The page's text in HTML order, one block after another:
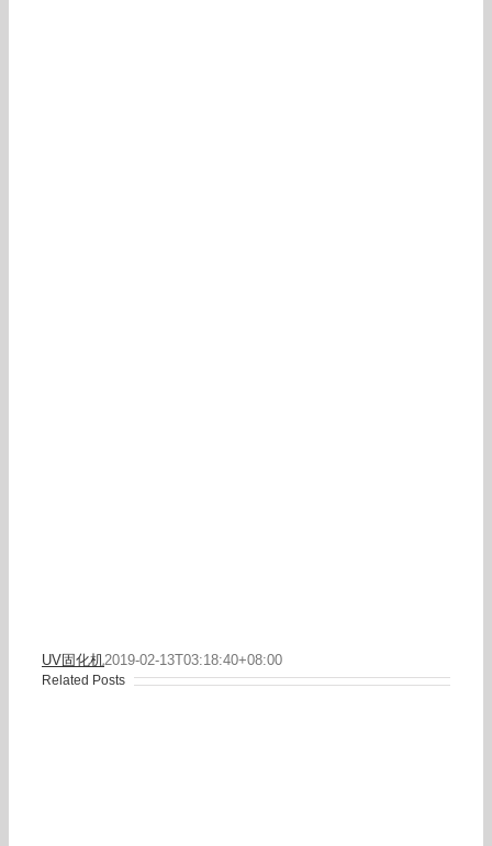
UV固化机2019-02-13T03:18:40+08:00
Related Posts